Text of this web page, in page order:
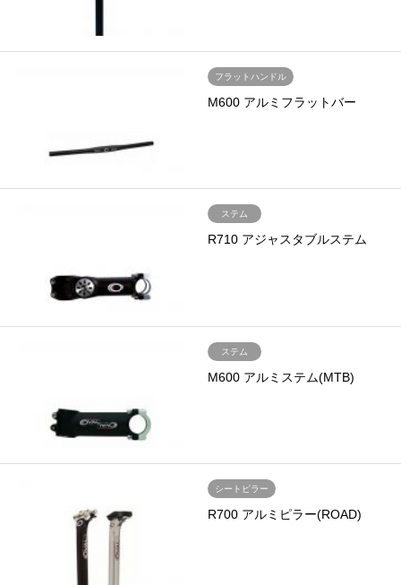
フラットハンドル
M600 アルミフラットバー
ステム
R710 アジャスタブルステム
ステム
M600 アルミステム(MTB)
シートピラー
R700 アルミピラー(ROAD)